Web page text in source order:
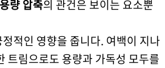
량 압축의 관건은 보이는 요소뿐
적인 영향을 줍니다. 여백이 지나
트림으로도 용량과 가독성 모두를